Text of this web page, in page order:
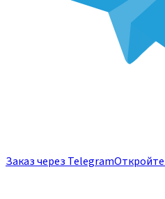
Заказ через TelegramОткройте